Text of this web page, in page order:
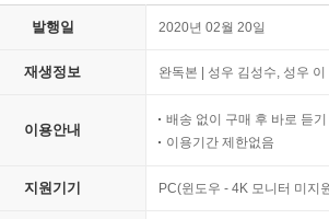
발행일 2020년 02월 20일
재생정보 완독본 | 성우 김성수, 성우 이
이용안내
배송 없이 구매 후 바로 듣기
이용기간 제한없음
지원기기 PC(윈도우 - 4K 모니터 미지